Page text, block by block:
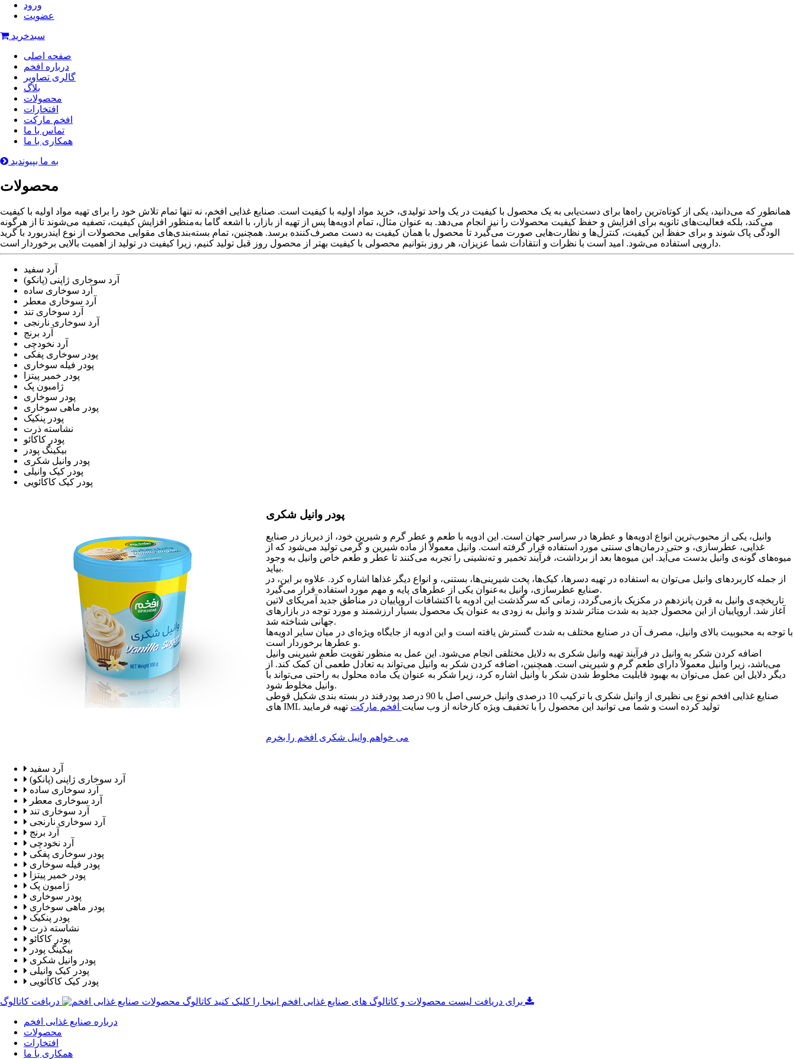
ورود
عضویت
سبدخرید
صفحه اصلی
درباره افخم
گالری تصاویر
بلاگ
محصولات
افتخارات
افخم مارکت
تماس با ما
همکاری با ما
به ما بپیوندید
محصولات
همانطور که می‌دانید، یکی از کوتاه‌ترین راه‌ها برای دست‌یابی به یک محصول با کیفیت در یک واحد تولیدی، خرید مواد اولیه با کیفیت است. صنایع غذایی افخم، نه تنها تمام تلاش خود را برای تهیه مواد اولیه با کیفیت
می‌کند، بلکه فعالیت‌های ثانویه برای افزایش و حفظ کیفیت محصولات را نیز انجام می‌دهد. به عنوان مثال، تمام ادویه‌ها پس از تهیه از بازار، با اشعه گاما به‌منظور افزایش کیفیت، تصفیه می‌شوند تا از هرگونه
الودگی پاک شوند و برای حفظ این کیفیت، کنترل‌ها و نظارت‌هایی صورت می‌گیرد تا محصول با همان کیفیت به دست مصرف‌کننده برسد. همچنین، تمام بسته‌بندی‌های مقوایی محصولات از نوع ایندربورد با گرید
دارویی استفاده می‌شود. امید است با نظرات و انتقادات شما عزیزان، هر روز بتوانیم محصولی با کیفیت بهتر از محصول روز قبل تولید کنیم، زیرا کیفیت در تولید از اهمیت بالایی برخوردار است.
آرد سفید
آرد سوخاری ژاپنی (پانکو)
آرد سوخاری ساده
آرد سوخاری معطر
آرد سوخاری تند
آرد سوخاری نارنجی
آرد برنج
آرد نخودچی
پودر سوخاری پفکی
پودر فیله سوخاری
پودر خمیر پیتزا
ژامبون پک
پودر سوخاری
پودر ماهی سوخاری
پودر پنکیک
نشاسته ذرت
پودر کاکائو
بیکینگ پودر
پودر وانیل شکری
پودر کیک وانیلی
پودر کیک کاکائویی
پودر وانیل شکری
وانیل، یکی از محبوب‌ترین انواع ادویه‌ها و عطرها در سراسر جهان است. این ادویه با طعم و عطر گرم و شیرین خود، از دیرباز در صنایع
غذایی، عطرسازی، و حتی درمان‌های سنتی مورد استفاده قرار گرفته است. وانیل معمولاً از ماده شیرین و گرمی تولید می‌شود که از
میوه‌های گونه‌ی وانیل بدست می‌آید. این میوه‌ها بعد از برداشت، فرآیند تخمیر و ته‌نشینی را تجربه می‌کنند تا عطر و طعم خاص وانیل به وجود
بیاید.
از جمله کاربردهای وانیل می‌توان به استفاده در تهیه دسرها، کیک‌ها، پخت شیرینی‌ها، بستنی، و انواع دیگر غذاها اشاره کرد. علاوه بر این، در
صنایع عطرسازی، وانیل به‌عنوان یکی از عطرهای پایه و مهم مورد استفاده قرار می‌گیرد.
تاریخچه‌ی وانیل به قرن پانزدهم در مکزیک بازمی‌گردد، زمانی که سرگذشت این ادویه با اکتشافات اروپاییان در مناطق جدید آمریکای لاتین
آغاز شد. اروپاییان از این محصول جدید به شدت متاثر شدند و وانیل به زودی به عنوان یک محصول بسیار ارزشمند و مورد توجه در بازارهای
جهانی شناخته شد.
با توجه به محبوبیت بالای وانیل، مصرف آن در صنایع مختلف به شدت گسترش یافته است و این ادویه از جایگاه ویژه‌ای در میان سایر ادویه‌ها
و عطرها برخوردار است.
اضافه کردن شکر به وانیل در فرآیند تهیه وانیل شکری به دلایل مختلفی انجام می‌شود. این عمل به منظور تقویت طعم شیرینی وانیل
می‌باشد، زیرا وانیل معمولاً دارای طعم گرم و شیرینی است. همچنین، اضافه کردن شکر به وانیل می‌تواند به تعادل طعمی آن کمک کند. از
دیگر دلایل این عمل می‌توان به بهبود قابلیت مخلوط شدن شکر با وانیل اشاره کرد، زیرا شکر به عنوان یک ماده محلول به راحتی می‌تواند با
وانیل مخلوط شود.
صنایع غذایی افخم نوع بی نظیری از وانیل شکری با ترکیب 10 درصدی وانیل خرسی اصل با 90 درصد پودرقند در بسته بندی شکیل قوطی
های IML تولید کرده است و شما می توانید این محصول را با تخفیف ویژه کارخانه از وب سایت افخم مارکت تهیه فرمایید
می خواهم وانیل شکری افخم را بخرم
آرد سفید
آرد سوخاری ژاپنی (پانکو)
آرد سوخاری ساده
آرد سوخاری معطر
آرد سوخاری تند
آرد سوخاری نارنجی
آرد برنج
آرد نخودچی
پودر سوخاری پفکی
پودر فیله سوخاری
پودر خمیر پیتزا
ژامبون پک
پودر سوخاری
پودر ماهی سوخاری
پودر پنکیک
نشاسته ذرت
پودر کاکائو
بیکینگ پودر
پودر وانیل شکری
پودر کیک وانیلی
پودر کیک کاکائویی
برای دریافت لیست محصولات و کاتالوگ های صنایع غذایی افخم اینجا را کلیک کنید
درباره صنایع غذایی افخم
محصولات
افتخارات
همکاری با ما